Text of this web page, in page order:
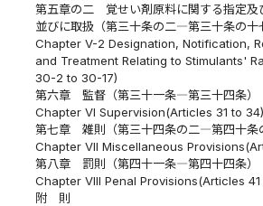
第五章の二 覚せい剤原料に関する指定及
並びに取扱（第三十条の二―第三十条の十
Chapter V-2 Designation, Notification,
and Treatment Relating to Stimulants'
30-2 to 30-17)
第六章 監督（第三十一条―第三十四条）
Chapter VI Supervision(Articles 31 to 34)
第七章 雑則（第三十四条の二―第四十条
Chapter VII Miscellaneous
第八章 罰則（第四十一条―第四十四条）
Chapter VIII Penal Provisions(Articles
附 則